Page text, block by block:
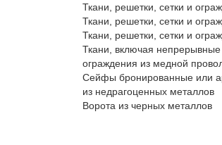
Ткани, решетки, сетки и
Ткани, решетки, сетки и
Ткани, решетки, сетки и
Ткани, включая
ограждения из медной
Сейфы бронированные или
из недрагоценных металлов
Ворота из черных металлов